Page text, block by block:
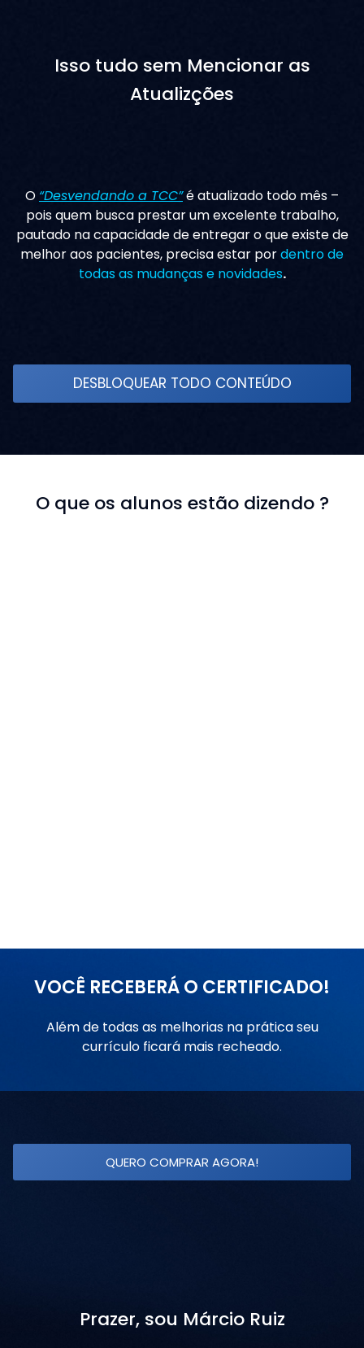
Isso tudo sem Mencionar as
Atualizções
O “Desvendando a TCC”é atualizado todo mês –
pois quem busca prestar um excelente trabalho,
pautado na capacidade de entregar o que existe de
melhor aos pacientes, precisa estar pordentro de
todas as mudanças e novidades.
DESBLOQUEAR TODO CONTEÚDO
O que os alunos estão dizendo ?
VOCÊ RECEBERÁ O CERTIFICADO!
Além de todas as melhorias na prática seu
currículo ficará mais recheado.
QUERO COMPRAR AGORA!
Prazer, sou Márcio Ruiz